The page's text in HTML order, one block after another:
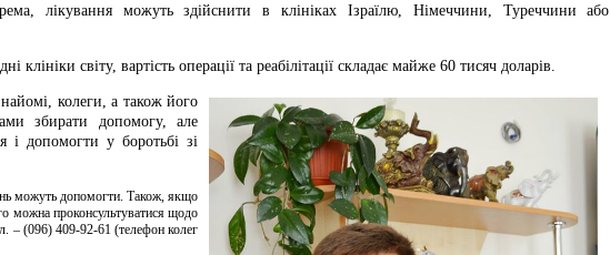
лікування можуть здійснити в клініках Ізраїлю, Німеччини, Туреччини або
світу, вартість операції та реабілітації складає майже 60 тисяч доларів.
колеги, а також його
збирати допомогу, але
і допомогти у боротьбі зі
допомогти. Також, якщо
можна проконсультуватися щодо
– (096) 409-92-61 (телефон колег